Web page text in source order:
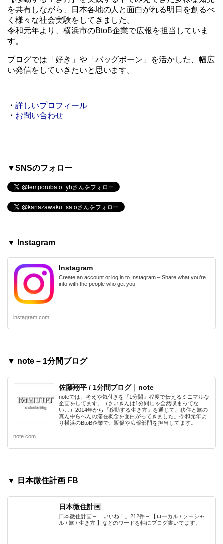
を共有しながら、日本各地の人と面白がれる明日を創るべ
く様々な社会実験をしてきました。
令和元年より、横浜市のBtoB企業で広報を担当していま
す。
ブログでは「好き」や「バッグボーン」を活かした、幅広
い発信をしていきたいと思います。
・ 詳しいプロフィール
・ お問い合わせ
▼SNSのフォロー
▼ Instagram
Instagram
Create an account or log in to Instagram – Share what you’re
into with the people who get you.
instagram.com
▼ note – 1分間ブログ
佐藤翔平 / 1分間ブログ｜note
noteでは、考えや気付きを『1分間』程度で伝えるミニマルな
企画をしてます。（さいきんは1分間じゃ全然収まってな
い…）2014年から『移動する生き方』を通じて、移住と旅の
真ん中らへんの滞在概念を面白がってきました。令和元年よ
り横浜のBtoB企業で、販促や広報部門を担当してます。
note.com
▼ 日本微住計画 FB
日本微住計画
日本微住計画 – 「いいね！」212件 – 【ローカル / ソーシャ
ル / 旅 / 生き方 】などのワードを軸にブログ書いてます。